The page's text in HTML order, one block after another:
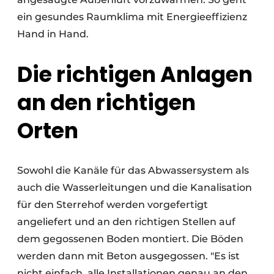
ein gesundes Raumklima mit Energieeffizienz
Hand in Hand.
Die richtigen Anlagen
an den richtigen
Orten
Sowohl die Kanäle für das Abwassersystem als
auch die Wasserleitungen und die Kanalisation
für den Sterrehof werden vorgefertigt
angeliefert und an den richtigen Stellen auf
dem gegossenen Boden montiert. Die Böden
werden dann mit Beton ausgegossen. "Es ist